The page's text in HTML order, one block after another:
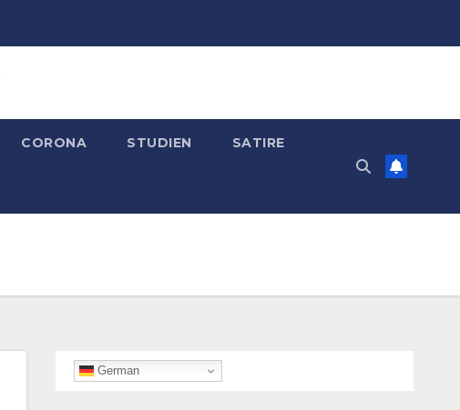
CORONA STUDIEN SATIRE
German